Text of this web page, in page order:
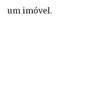
um imóvel.